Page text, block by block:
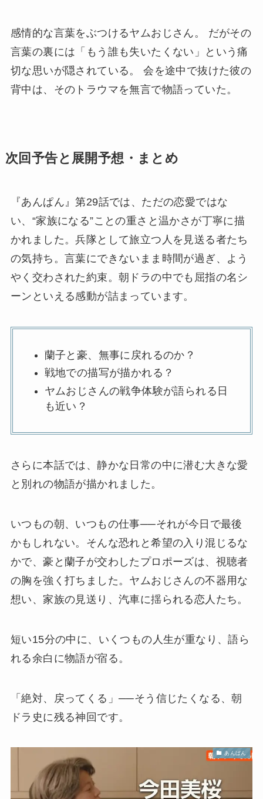
感情的な言葉をぶつけるヤムおじさん。 だがその
言葉の裏には「もう誰も失いたくない」という痛
切な思いが隠されている。 会を途中で抜けた彼の
背中は、そのトラウマを無言で物語っていた。
次回予告と展開予想・まとめ
『あんぱん』第29話では、ただの恋愛ではな
い、“家族になる”ことの重さと温かさが丁寧に描
かれました。兵隊として旅立つ人を見送る者たち
の気持ち。言葉にできないまま時間が過ぎ、よう
やく交わされた約束。朝ドラの中でも屈指の名シ
ーンといえる感動が詰まっています。
蘭子と豪、無事に戻れるのか？
戦地での描写が描かれる？
ヤムおじさんの戦争体験が語られる日
も近い？
さらに本話では、静かな日常の中に潜む大きな愛
と別れの物語が描かれました。
いつもの朝、いつもの仕事──それが今日で最後
かもしれない。そんな恐れと希望の入り混じるな
かで、豪と蘭子が交わしたプロポーズは、視聴者
の胸を強く打ちました。ヤムおじさんの不器用な
想い、家族の見送り、汽車に揺られる恋人たち。
短い15分の中に、いくつもの人生が重なり、語ら
れる余白に物語が宿る。
「絶対、戻ってくる」──そう信じたくなる、朝
ドラ史に残る神回です。
あんぱん